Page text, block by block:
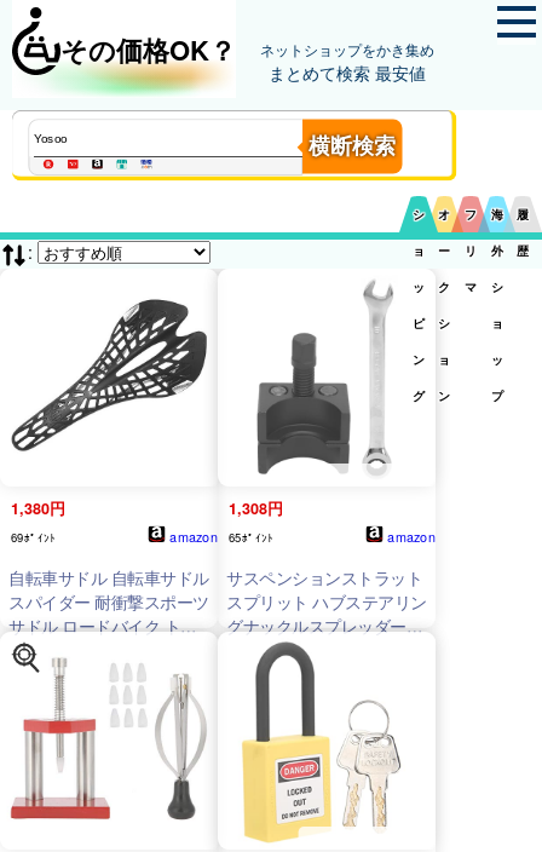
その価格OK？ ネットショップをかき集め
まとめて検索 最安値
横断検索
シ
ョ
ッ
ピ
ン
グ
オ
ー
ク
シ
ョ
ン
フ
リ
マ
海
外
シ
ョ
ッ
プ
履
歴
:
1,380円
69ﾎﾟｲﾝﾄ amazon
自転車サドル 自転車サドル
スパイダー 耐衝撃スポーツ
サドル ロードバイク トレ
ッキングサドル ロードバイ
ク マウンテンバイク用
1,308円
65ﾎﾟｲﾝﾄ amazon
サスペンションストラット
スプリット ハブステアリン
グナックルスプレッダー
スチールツール 簡単使
用 運転をスムーズに 車
両ユニバーサル 幅広い用